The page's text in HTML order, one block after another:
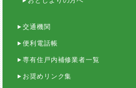
交通機関
便利電話帳
専有住戸内補修業者一覧
お奨めリンク集